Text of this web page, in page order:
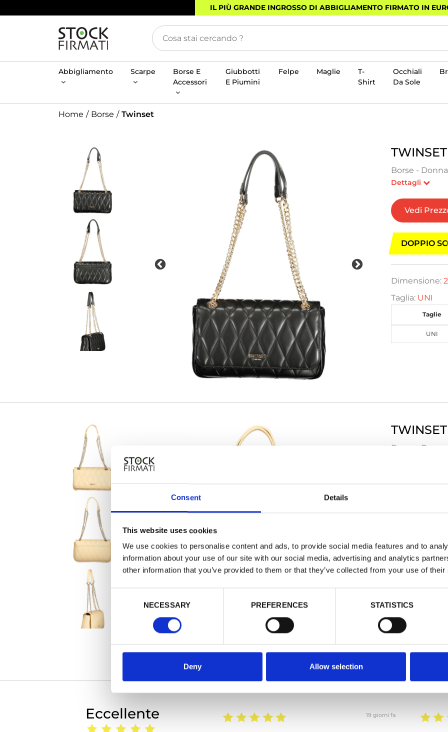
Consent Details
This website uses cookies
We use cookies to personalise content and ads, to provide social media features and to
information about your use of our site with our social media, advertising and analytics
other information that you’ve provided to them or that they’ve collected from your use of
NECESSARY PREFERENCES STATISTICS
Deny Allow selection
IL PIÙ GRANDE INGROSSO DI ABBIGLIAMENTO FIRMATO IN
Abbigliamento Scarpe
Borse E
Accessori
Giubbotti
E Piumini
Felpe Maglie
T-
Shirt
Occhiali
Da Sole
Home Borse Twinset
TWINSET
Borse -
Dettagli
Vedi
DOPPIO
Dimensione:
Taglia: UNI
Taglie
UNI
TWINSET
Borse - Donna
Dimensione:
Taglia:UNI
Eccellente 19 giorni fa